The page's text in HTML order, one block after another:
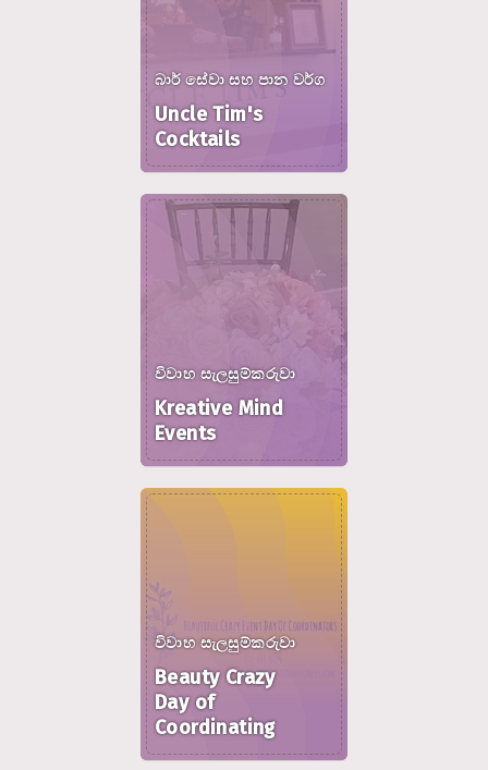
බාර් සේවා සහ පාන වර්ග
Uncle Tim's
Cocktails
විවාහ සැලසුම්කරුවා
Kreative Mind
Events
විවාහ සැලසුම්කරුවා
Beauty Crazy
Day of
Coordinating